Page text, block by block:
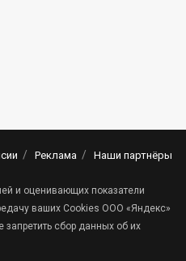
Реклама Наши партнёры
и оценивающих показатели
ваших Cookies ООО «Яндекс»
сбор данных об их